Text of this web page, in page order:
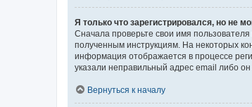
Я только что зарегистрировался, но не
Сначала проверьте свои имя
полученным инструкциям. На некоторых
информация отображается в процессе
указали неправильный адрес email либо
Вернуться к началу